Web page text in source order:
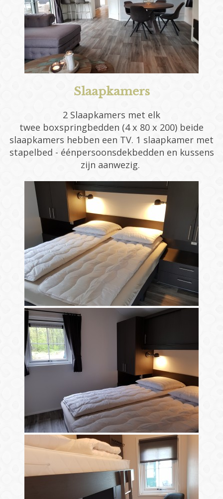
Slaapkamers
2 Slaapkamers met elk
twee boxspringbedden (4 x 80 x 200) beide
slaapkamers hebben een TV. 1 slaapkamer met
stapelbed - éénpersoonsdekbedden en kussens
zijn aanwezig.